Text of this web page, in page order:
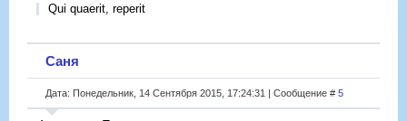
Qui quaerit, reperit
Саня
Дата: Понедельник, 14 Сентября 2015, 17:24:31 | Сообщение # 5